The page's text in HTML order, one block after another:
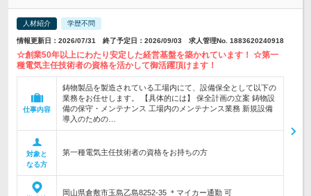
人材紹介 学歴不問
情報更新日：2026/07/31 終了予定日：2026/09/03 求人管理No. 1883620240918
☆創業50年以上にわたり安定した経営基盤を築かれています！ ☆第一
種電気主任技術者の資格を活かして御活躍頂けます！
仕事内容
鋳物製品を製造されている工場内にて、設備保全として以下の
業務をお任せします。 【具体的には】 保全計画の立案 鋳物設
備の保守・メンテナンス 工場内のメンテナンス業務 新規設備
導入のための…
対象と
なる方
第一種電気主任技術者の資格をお持ちの方
岡山県倉敷市玉島乙島8252-35 ＊マイカー通勤 可